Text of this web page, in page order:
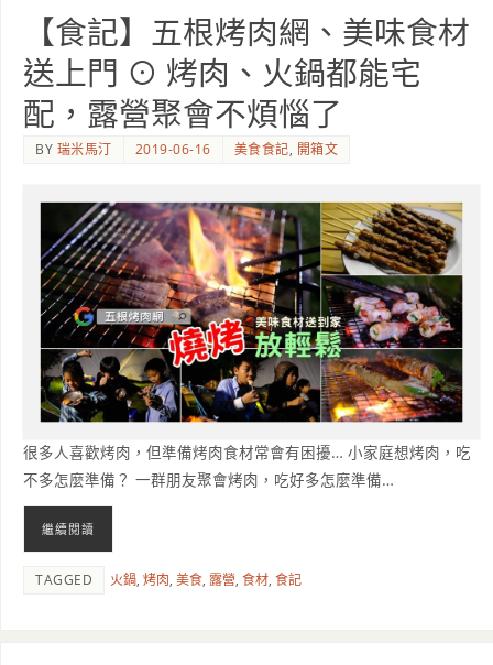
【食記】五根烤肉網、美味食材
送上門 ⊙ 烤肉、火鍋都能宅
配，露營聚會不煩惱了
BY 瑞米馬汀 2019-06-16 美食食記, 開箱文
很多人喜歡烤肉，但準備烤肉食材常會有困擾… 小家庭想烤肉，吃
不多怎麼準備？ 一群朋友聚會烤肉，吃好多怎麼準備…
繼續閱讀
TAGGED 火鍋,烤肉,美食,露營,食材,食記